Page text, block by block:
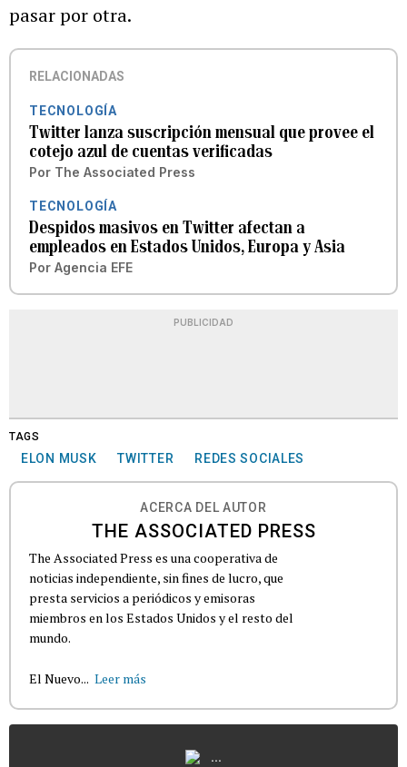
pasar por otra.
RELACIONADAS
TECNOLOGÍA
Twitter lanza suscripción mensual que provee el
cotejo azul de cuentas verificadas
Por The Associated Press
TECNOLOGÍA
Despidos masivos en Twitter afectan a
empleados en Estados Unidos, Europa y Asia
Por Agencia EFE
PUBLICIDAD
TAGS
ELON MUSK TWITTER REDES SOCIALES
ACERCA DEL AUTOR
THE ASSOCIATED PRESS
The Associated Press es una cooperativa de
noticias independiente, sin fines de lucro, que
presta servicios a periódicos y emisoras
miembros en los Estados Unidos y el resto del
mundo.
El Nuevo... Leer más
...